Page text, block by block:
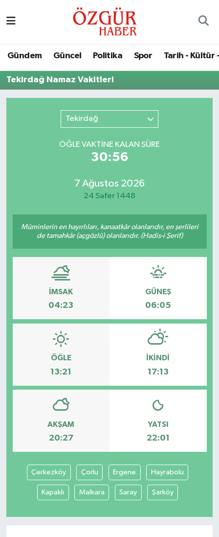
Gündem Güncel Politika Spor Tarih - Kültür
Tekirdağ Namaz Vakitleri
Tekirdağ
ÖĞLE VAKTİNE KALAN SÜRE
30:56
7 Ağustos 2026
24 Safer 1448
Müminlerin en hayırlıları, kanaatkâr olanlarıdır, en şerlileri
de tamahkâr (açgözlü) olanlarıdır. (Hadis-i Şerif)
İMSAK
04:23
GÜNEŞ
06:05
ÖĞLE
13:21
İKINDI
17:13
AKŞAM
20:27
YATSI
22:01
Çerkezköy Çorlu Ergene Hayrabolu
Kapaklı Malkara Saray Şarköy
Ekonomi
Sağlık
Tarih - Kültür - Sanat - Turizm
Nöbetçi Eczaneler
Trafik Durumu
Son Dakika Haberleri